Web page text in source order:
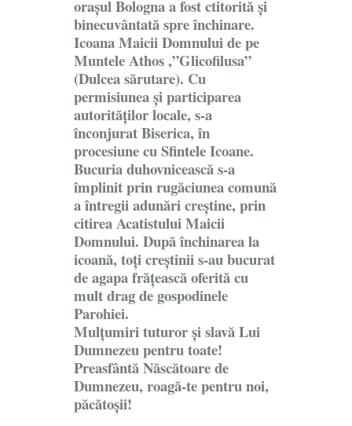
orașul Bologna a fost ctitorită și
binecuvântată spre închinare.
Icoana Maicii Domnului de pe
Muntele Athos ,”Glicofilusa”
(Dulcea sărutare). Cu
permisiunea și participarea
autorităților locale, s-a
înconjurat Biserica, în
procesiune cu Sfintele Icoane.
Bucuria duhovnicească s-a
împlinit prin rugăciunea comună
a întregii adunări creștine, prin
citirea Acatistului Maicii
Domnului. După închinarea la
icoană, toți creștinii s-au bucurat
de agapa frățească oferită cu
mult drag de gospodinele
Parohiei.
Mulțumiri tuturor și slavă Lui
Dumnezeu pentru toate!
Preasfântă Născătoare de
Dumnezeu, roagă-te pentru noi,
păcătoșii!